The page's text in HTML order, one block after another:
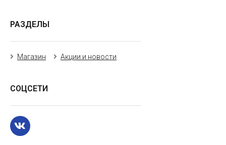
РАЗДЕЛЫ
Магазин Акции и новости
СОЦСЕТИ